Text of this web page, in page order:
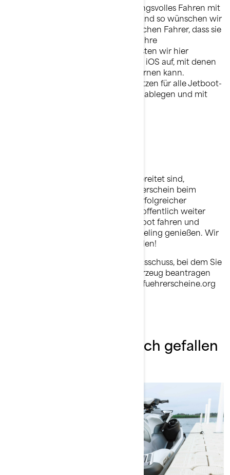
Bei Sea-Doo liegt uns verantwortungsvolles Fahren mit
dem Wassermotorrad am Herzen, und so wünschen wir
uns natürlich auch für unsere deutschen Fahrer, dass sie
so gut wie möglich vorbereitet auf ihre
Führerscheinprüfung sind. Daher listen wir hier
verschiedene Apps für Android und iOS auf, mit denen
man für die Führerscheinprüfung lernen kann.
Hoffentlich sind diese Apps von Nutzen für alle Jetboot-
Begeisterten, die den Führerschein ablegen und mit
Wenn Sie gut auf die Prüfung vorbereitet sind,
beantragen Sie den Sportbootführerschein beim
lokalen Prüfungsausschuss. Nach erfolgreicher
Führerscheinprüfung werden Sie hoffentlich weiter
verantwortungsvoll mit Ihrem Jetboot fahren und
dieses ganz besondere Sea-Doo-Feeling genießen. Wir
sehen uns beim Reiten auf den Wellen!
Den für Sie zuständigen Prüfungsausschuss, bei dem Sie
den Führerschein für Ihr Wasserfahrzeug beantragen
können, finden Sie unter sportbootfuehrerscheine.org
Das könnte Ihnen auch gefallen